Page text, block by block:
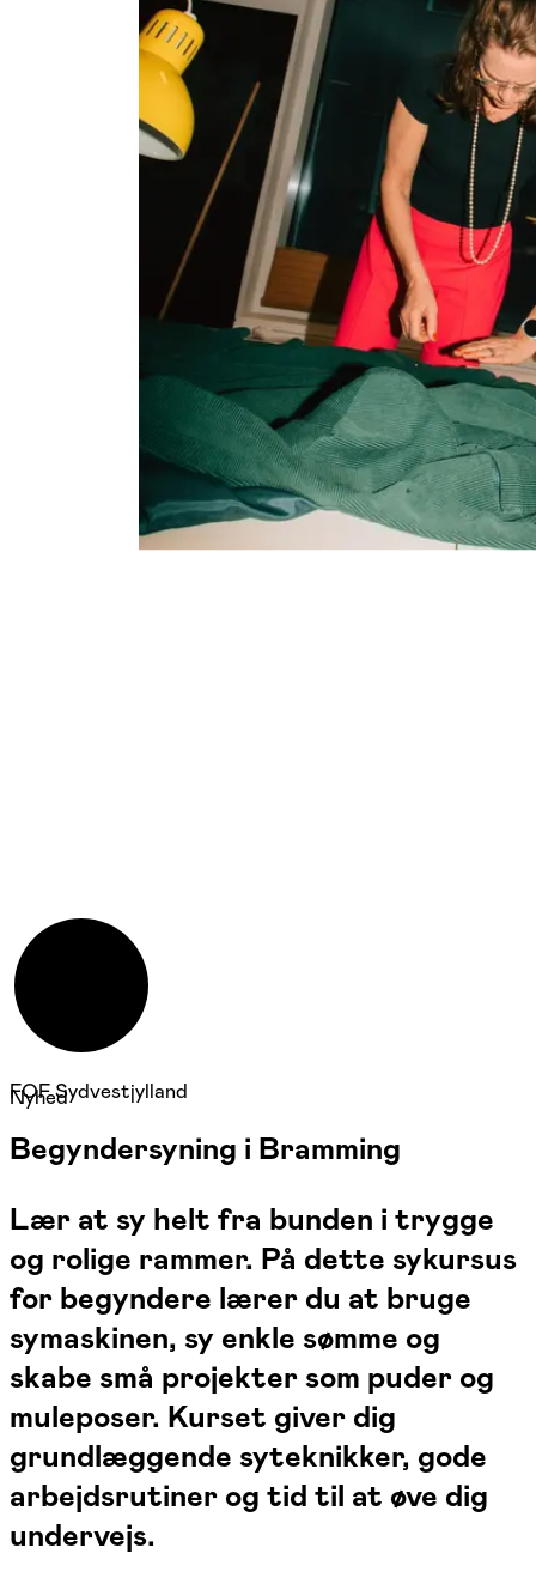
Nyhed
FOF Sydvestjylland
Begyndersyning i Bramming
Lær at sy helt fra bunden i trygge
og rolige rammer. På dette sykursus
for begyndere lærer du at bruge
symaskinen, sy enkle sømme og
skabe små projekter som puder og
muleposer. Kurset giver dig
grundlæggende syteknikker, gode
arbejdsrutiner og tid til at øve dig
undervejs.